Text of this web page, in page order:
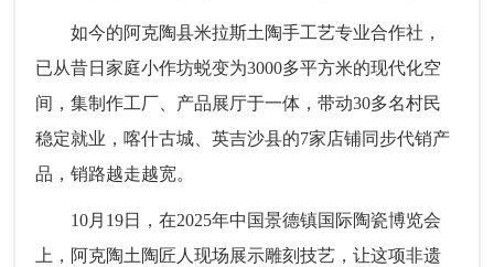
如今的阿克陶县米拉斯土陶手工艺专业合作社，
已从昔日家庭小作坊蜕变为3000多平方米的现代化空
间，集制作工厂、产品展厅于一体，带动30多名村民
稳定就业，喀什古城、英吉沙县的7家店铺同步代销产
品，销路越走越宽。
10月19日，在2025年中国景德镇国际陶瓷博览会
上，阿克陶土陶匠人现场展示雕刻技艺，让这项非遗